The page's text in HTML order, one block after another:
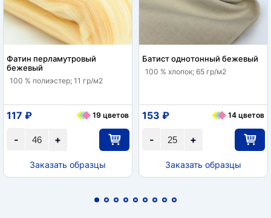
Фатин перламутровый
бежевый
100 % полиэстер; 11 гр/м2
+
-
117 ₽ 19 цветов
Заказать образцы
Батист однотонный бежевый
100 % хлопок; 65 гр/м2
+
-
153 ₽ 14 цветов
Заказать образцы